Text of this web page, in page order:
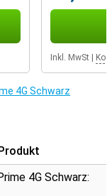
Inkl. MwSt
4G Schwarz
4G Schwarz: